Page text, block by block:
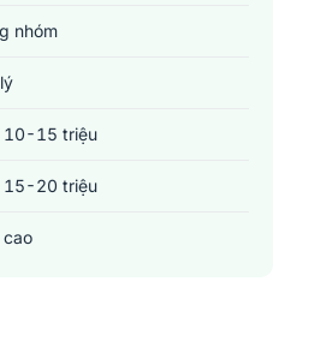
nhóm
10-15 triệu
15-20 triệu
cao